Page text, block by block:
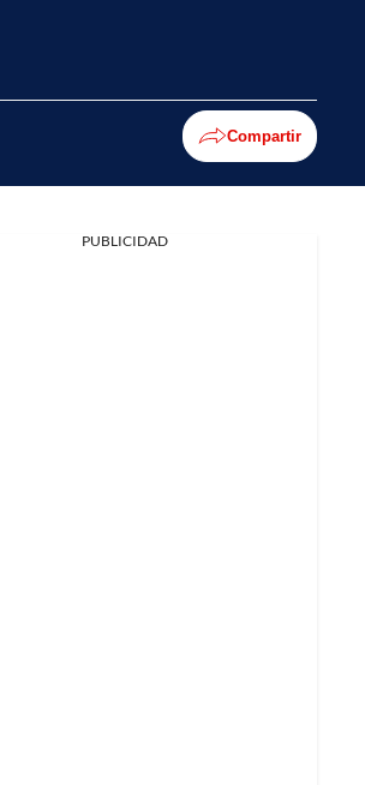
Compartir
PUBLICIDAD